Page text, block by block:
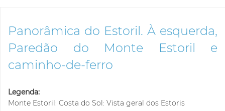
Panorâmica do Estoril. À esquerda,
Paredão do Monte Estoril e
caminho-de-ferro
Legenda:
Monte Estoril: Costa do Sol: Vista geral dos Estoris